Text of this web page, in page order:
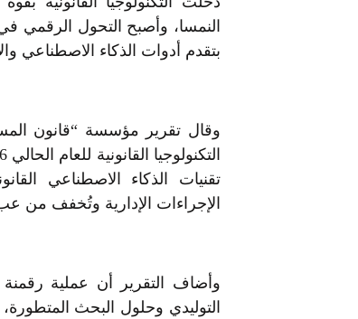
النمسا، وأصبح التحول الرقمي
بتقدم أدوات الذكاء الاصطناعي
وقال تقرير مؤسسة “قانون
تقنيات الذكاء الاصطناعي
الإجراءات الإدارية وتُخفف من
وأضاف التقرير أن عملية
التوليدي وحلول البحث